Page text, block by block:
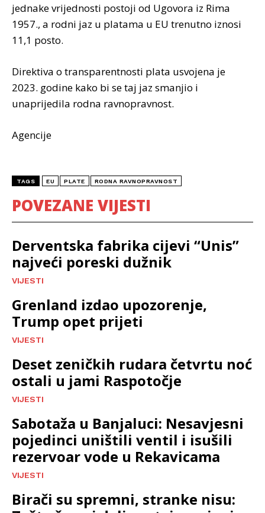
jednake vrijednosti postoji od Ugovora iz Rima
1957., a rodni jaz u platama u EU trenutno iznosi
11,1 posto.
Direktiva o transparentnosti plata usvojena je
2023. godine kako bi se taj jaz smanjio i
unaprijedila rodna ravnopravnost.
Agencije
TAGS EU PLATE RODNA RAVNOPRAVNOST
POVEZANE VIJESTI
Derventska fabrika cijevi “Unis”
najveći poreski dužnik
VIJESTI
Grenland izdao upozorenje,
Trump opet prijeti
VIJESTI
Deset zeničkih rudara četvrtu noć
ostali u jami Raspotočje
VIJESTI
Sabotaža u Banjaluci: Nesavjesni
pojedinci uništili ventil i isušili
rezervoar vode u Rekavicama
VIJESTI
Birači su spremni, stranke nisu: